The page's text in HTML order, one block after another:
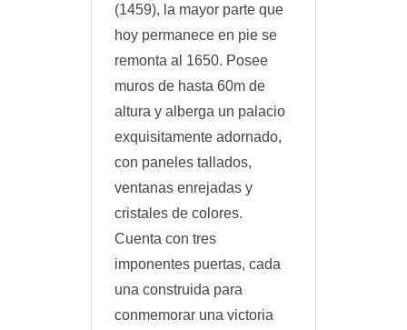
(1459), la mayor parte que
hoy permanece en pie se
remonta al 1650. Posee
muros de hasta 60m de
altura y alberga un palacio
exquisitamente adornado,
con paneles tallados,
ventanas enrejadas y
cristales de colores.
Cuenta con tres
imponentes puertas, cada
una construida para
conmemorar una victoria